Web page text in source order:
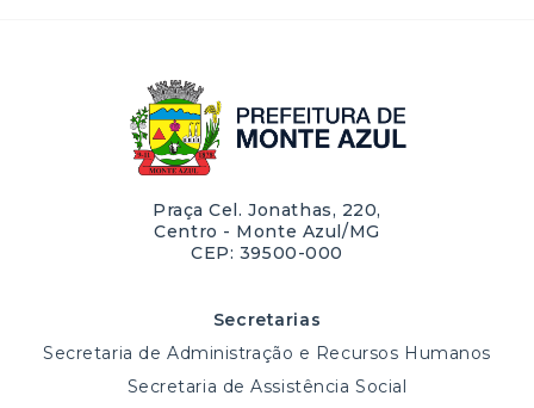
Praça Cel. Jonathas, 220,
Centro - Monte Azul/MG
CEP: 39500-000
Secretarias
Secretaria de Administração e Recursos Humanos
Secretaria de Assistência Social